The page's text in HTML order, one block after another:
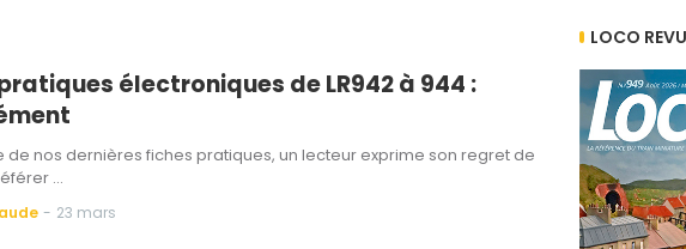
électroniques de LR942 à 944 :
de nos dernières fiches pratiques, un lecteur exprime son regret de
…
- 23 mars
LOCO